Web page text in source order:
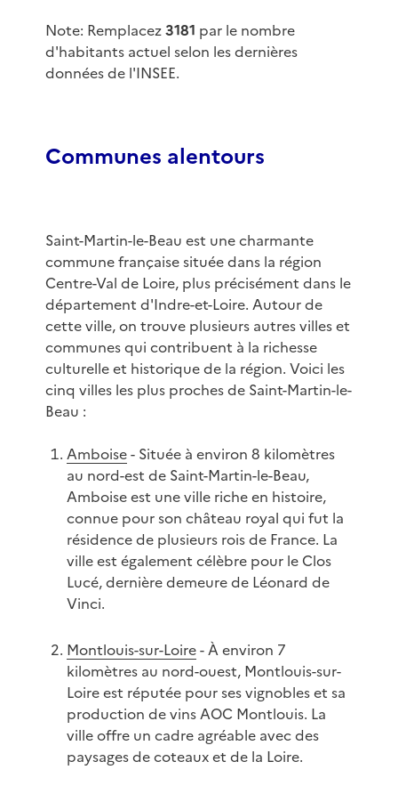
Note: Remplacez3181 par le nombre
d'habitants actuel selon les dernières
données de l'INSEE.
Communes alentours
Saint-Martin-le-Beau est une charmante
commune française située dans la région
Centre-Val de Loire, plus précisément dans le
département d'Indre-et-Loire. Autour de
cette ville, on trouve plusieurs autres villes et
communes qui contribuent à la richesse
culturelle et historique de la région. Voici les
cinq villes les plus proches de Saint-Martin-le-
Beau :
Amboise- Située à environ 8 kilomètres
au nord-est de Saint-Martin-le-Beau,
Amboise est une ville riche en histoire,
connue pour son château royal qui fut la
résidence de plusieurs rois de France. La
ville est également célèbre pour le Clos
Lucé, dernière demeure de Léonard de
Vinci.
Montlouis-sur-Loire- À environ 7
kilomètres au nord-ouest, Montlouis-sur-
Loire est réputée pour ses vignobles et sa
production de vins AOC Montlouis. La
ville offre un cadre agréable avec des
paysages de coteaux et de la Loire.